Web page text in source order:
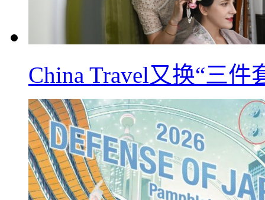
China Travel又换“三